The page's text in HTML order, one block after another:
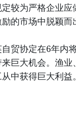
较为严格企业应
的市场中脱颖而
贸协定在6年内
巨大机会。渔业
中获得巨大利益